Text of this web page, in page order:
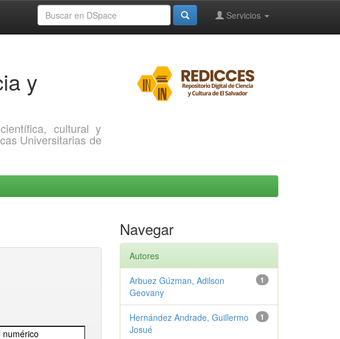
Servicios
y
cultural y
Universitarias de
Navegar
Autores
1
Arbuez Gúzman, Adilson
Geovany
1
Hernández Andrade, Guillermo
Josué